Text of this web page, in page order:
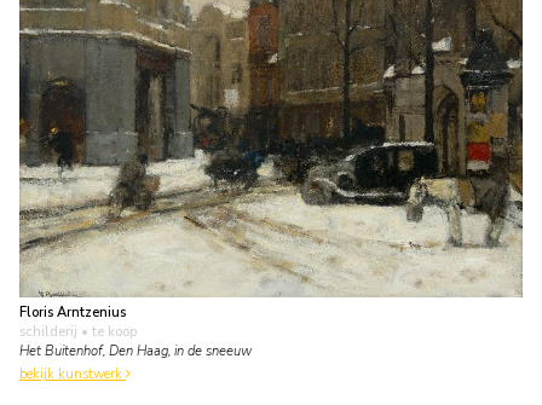
Floris Arntzenius
schilderij • te koop
Het Buitenhof, Den Haag, in de sneeuw
bekijk kunstwerk